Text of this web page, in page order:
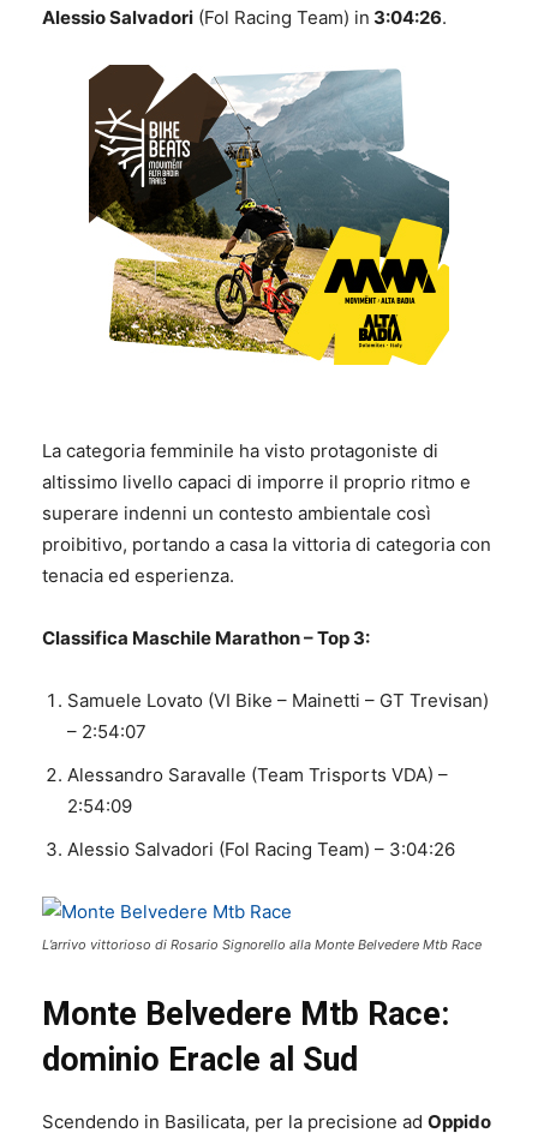
Alessio Salvadori (Fol Racing Team) in 3:04:26.
La categoria femminile ha visto protagoniste di
altissimo livello capaci di imporre il proprio ritmo e
superare indenni un contesto ambientale così
proibitivo, portando a casa la vittoria di categoria con
tenacia ed esperienza.
Classifica Maschile Marathon – Top 3:
Samuele Lovato (VI Bike – Mainetti – GT Trevisan)
– 2:54:07
Alessandro Saravalle (Team Trisports VDA) –
2:54:09
Alessio Salvadori (Fol Racing Team) – 3:04:26
L’arrivo vittorioso di Rosario Signorello alla Monte Belvedere Mtb Race
Monte Belvedere Mtb Race:
dominio Eracle al Sud
Scendendo in Basilicata, per la precisione ad Oppido